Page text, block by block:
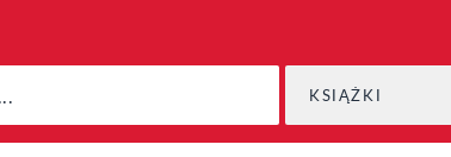
KSIĄŻKI